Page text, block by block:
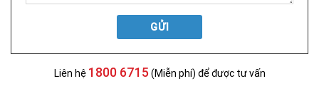
GỬI
Liên hệ 1800 6715 (Miễn phí) để được tư vấn